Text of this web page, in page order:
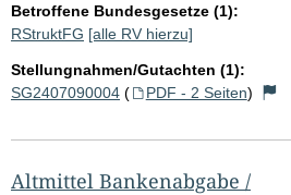
Betroffene Bundesgesetze (1):
RStruktFG [alle RV hierzu]
Stellungnahmen/Gutachten (1):
SG2407090004 ( PDF - 2 Seiten)
Altmittel Bankenabgabe /